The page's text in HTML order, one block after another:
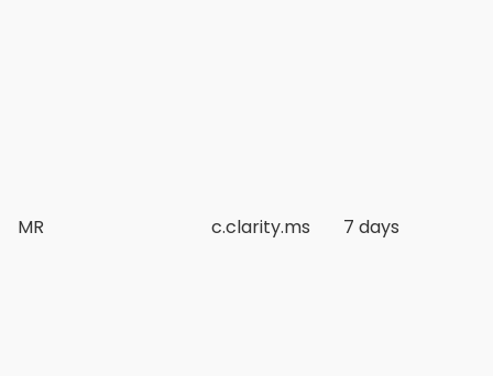
MR c.clarity.ms 7 days